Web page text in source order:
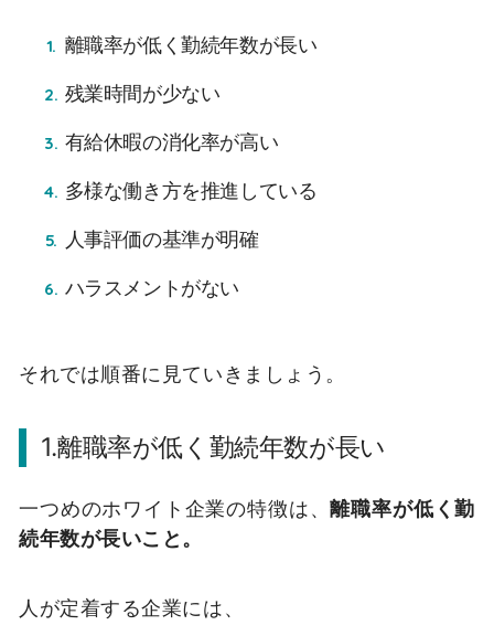
離職率が低く勤続年数が長い
残業時間が少ない
有給休暇の消化率が高い
多様な働き方を推進している
人事評価の基準が明確
ハラスメントがない
それでは順番に見ていきましょう。
1.離職率が低く勤続年数が長い
一つめのホワイト企業の特徴は、離職率が低く勤
続年数が長いこと。
人が定着する企業には、